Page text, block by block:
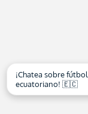
¡Chatea sobre fútbol
ecuatoriano! 🇪🇨